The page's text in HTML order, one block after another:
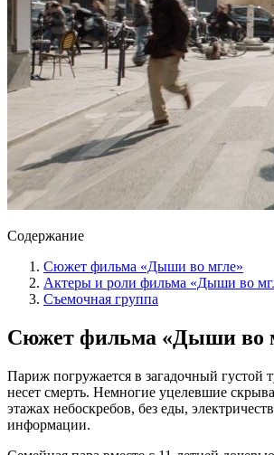
Содержание
Сюжет фильма «Дыши во мгле»
Актеры и роли фильма «Дыши во
Съемочная группа
Сюжет фильма «Дыши во
Париж погружается в загадочный густой
несет смерть. Немногие уцелевшие
этажах небоскребов, без еды,
информации.